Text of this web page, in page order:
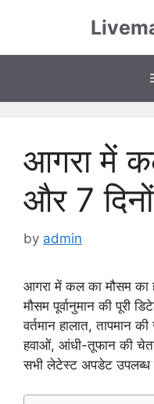
आगरा में
और 7
by admin
आगरा में कल का मौसम का
मौसम पूर्वानुमान की पूरी
वर्तमान हालात, तापमान
हवाओं, आंधी-तूफान की
सभी लेटेस्ट अपडेट उपलब्ध